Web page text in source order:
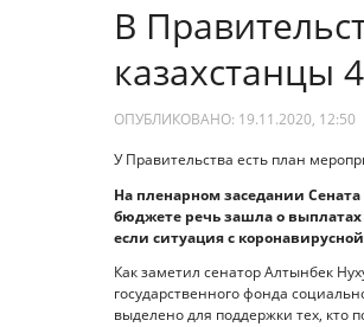
В
казахстанцы
ОПУБЛИКОВАНО: 19.11.2020, 12:50
У Правительства есть план
На пленарном заседании
бюджете речь зашла о выплатах
если ситуация с
Как заметил сенатор Алтынбек
государственного фонда
выделено для поддержки тех, кто